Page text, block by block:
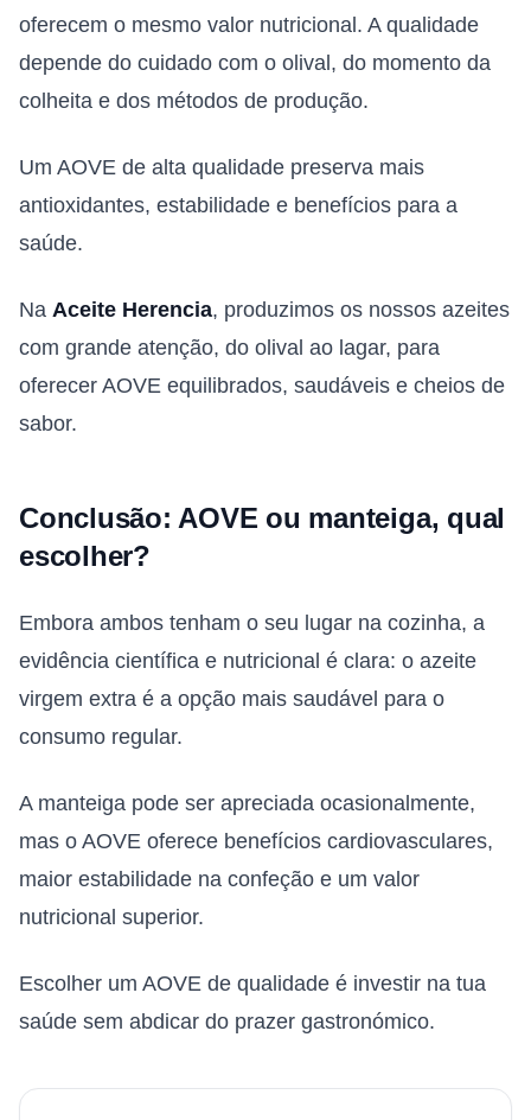
oferecem o mesmo valor nutricional. A qualidade
depende do cuidado com o olival, do momento da
colheita e dos métodos de produção.
Um AOVE de alta qualidade preserva mais
antioxidantes, estabilidade e benefícios para a
saúde.
Na Aceite Herencia, produzimos os nossos azeites
com grande atenção, do olival ao lagar, para
oferecer AOVE equilibrados, saudáveis e cheios de
sabor.
Conclusão: AOVE ou manteiga, qual
escolher?
Embora ambos tenham o seu lugar na cozinha, a
evidência científica e nutricional é clara: o azeite
virgem extra é a opção mais saudável para o
consumo regular.
A manteiga pode ser apreciada ocasionalmente,
mas o AOVE oferece benefícios cardiovasculares,
maior estabilidade na confeção e um valor
nutricional superior.
Escolher um AOVE de qualidade é investir na tua
saúde sem abdicar do prazer gastronómico.